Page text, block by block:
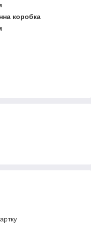
коробка